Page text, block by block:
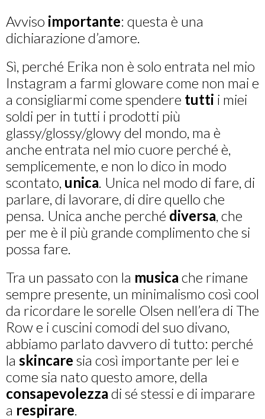
Avviso importante: questa è una
dichiarazione d’amore.
Sì, perché Erika non è solo entrata nel mio
Instagram a farmi gloware come non mai e
a consigliarmi come spendere tutti i miei
soldi per in tutti i prodotti più
glassy/glossy/glowy del mondo, ma è
anche entrata nel mio cuore perché è,
semplicemente, e non lo dico in modo
scontato, unica . Unica nel modo di fare, di
parlare, di lavorare, di dire quello che
pensa. Unica anche perché diversa , che
per me è il più grande complimento che si
possa fare.
Tra un passato con la musica che rimane
sempre presente, un minimalismo così cool
da ricordare le sorelle Olsen nell’era di The
Row e i cuscini comodi del suo divano,
abbiamo parlato davvero di tutto: perché
la skincare sia così importante per lei e
come sia nato questo amore, della
consapevolezza di sé stessi e di imparare
a respirare